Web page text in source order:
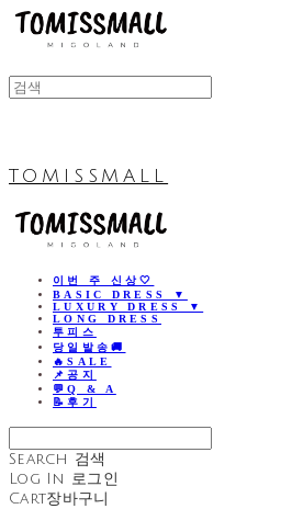
TOMISSMALL
이번 주 신상🤍
BASIC DRESS ▼
LUXURY DRESS ▼
LONG DRESS
투피스
당일발송🚚
🔥SALE
📌공지
💬Q & A
📝후기
Search 검색
Log In 로그인
Cart장바구니